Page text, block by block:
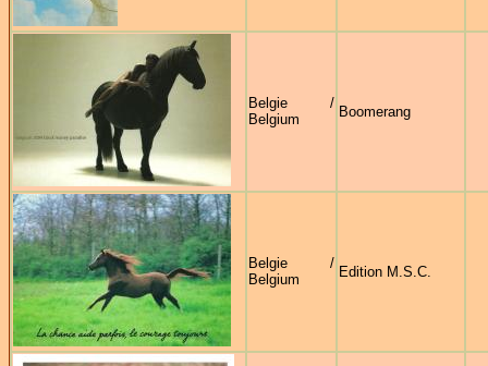
Belgie /
Belgium
Boomerang
Belgie /
Belgium
Edition M.S.C.